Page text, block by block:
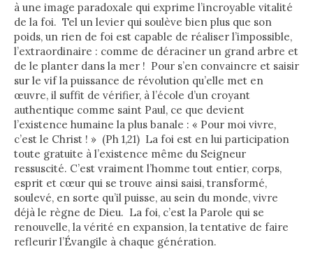
à une image paradoxale qui exprime l’incroyable vitalité
de la foi. Tel un levier qui soulève bien plus que son
poids, un rien de foi est capable de réaliser l’impossible,
l’extraordinaire : comme de déraciner un grand arbre et
de le planter dans la mer ! Pour s’en convaincre et saisir
sur le vif la puissance de révolution qu’elle met en
œuvre, il suffit de vérifier, à l’école d’un croyant
authentique comme saint Paul, ce que devient
l’existence humaine la plus banale : « Pour moi vivre,
c’est le Christ ! » (Ph 1,21) La foi est en lui participation
toute gratuite à l’existence même du Seigneur
ressuscité. C’est vraiment l’homme tout entier, corps,
esprit et cœur qui se trouve ainsi saisi, transformé,
soulevé, en sorte qu’il puisse, au sein du monde, vivre
déjà le règne de Dieu. La foi, c’est la Parole qui se
renouvelle, la vérité en expansion, la tentative de faire
refleurir l’Évangile à chaque génération.